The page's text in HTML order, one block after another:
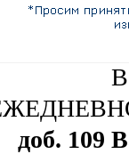
доб. 109